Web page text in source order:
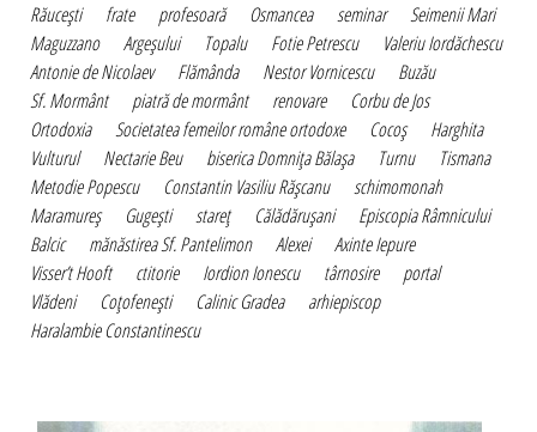
Răuceşti frate profesoară Osmancea seminar
Seimenii Mari
Maguzzano
Argeşului Topalu Fotie Petrescu
Valeriu Iordăchescu
Antonie de Nicolaev
Flămânda Nestor Vornicescu
Buzău
Sf. Mormânt
piatră de mormânt renovare
Corbu de Jos
Ortodoxia
Societatea femeilor române ortodoxe Cocoş
Harghita
Vulturul
Nectarie Beu biserica Domniţa Bălaşa Turnu
Tismana
Metodie Popescu
Constantin Vasiliu Răşcanu
schimomonah
Maramureş
Gugeşti stareţ Călădăruşani
Episcopia Râmnicului
Balcic
mănăstirea Sf. Pantelimon Alexei
Axinte Iepure
Visser’t Hooft
ctitorie Iordion Ionescu târnosire
portal
Vlădeni
Coţofeneşti Calinic Gradea
arhiepiscop
Haralambie Constantinescu